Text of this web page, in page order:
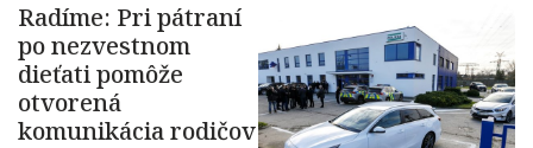
Radíme: Pri pátraní
po nezvestnom
dieťati pomôže
otvorená
komunikácia rodičov